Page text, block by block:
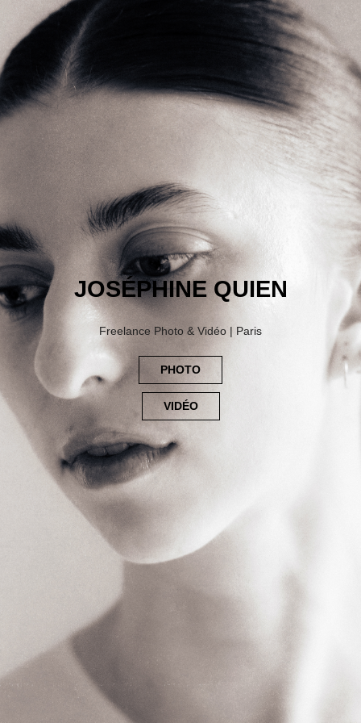
JOSÉPHINE QUIEN
Freelance Photo & Vidéo | Paris
PHOTO
VIDÉO